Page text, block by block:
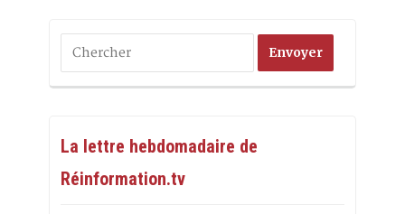
La lettre hebdomadaire de
Réinformation.tv